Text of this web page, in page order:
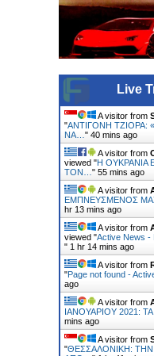
Live
A visitor from
"ΑΝΤΙΓΟΝΗ ΤΖΙΟΡΑ:
ΝΑ… " 40 mins ago
A visitor from
viewed "H ΟΥΚΡΑΝΙΑ
ΤΟΝ… " 55 mins ago
A visitor from
ΕΜΠΝΕΥΣΜΕΝΟΣ
hr 13 mins ago
A visitor from
viewed "Active News -
" 1 hr 14 mins ago
A visitor from
"Page not found -
ago
A visitor from
ΙΑΝΟΥΑΡΙΟΥ 2021:
mins ago
A visitor from
"ΘΕΣΣΑΛΟΝΙΚΗ: